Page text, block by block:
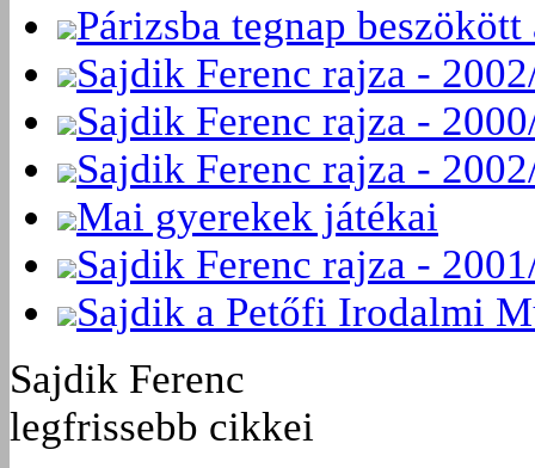
Párizsba tegnap beszökött
Sajdik Ferenc rajza -
Sajdik Ferenc rajza -
Sajdik Ferenc rajza -
Mai gyerekek játékai
Sajdik Ferenc rajza -
Sajdik a Petőfi Irodalmi
Sajdik Ferenc
legfrissebb cikkei